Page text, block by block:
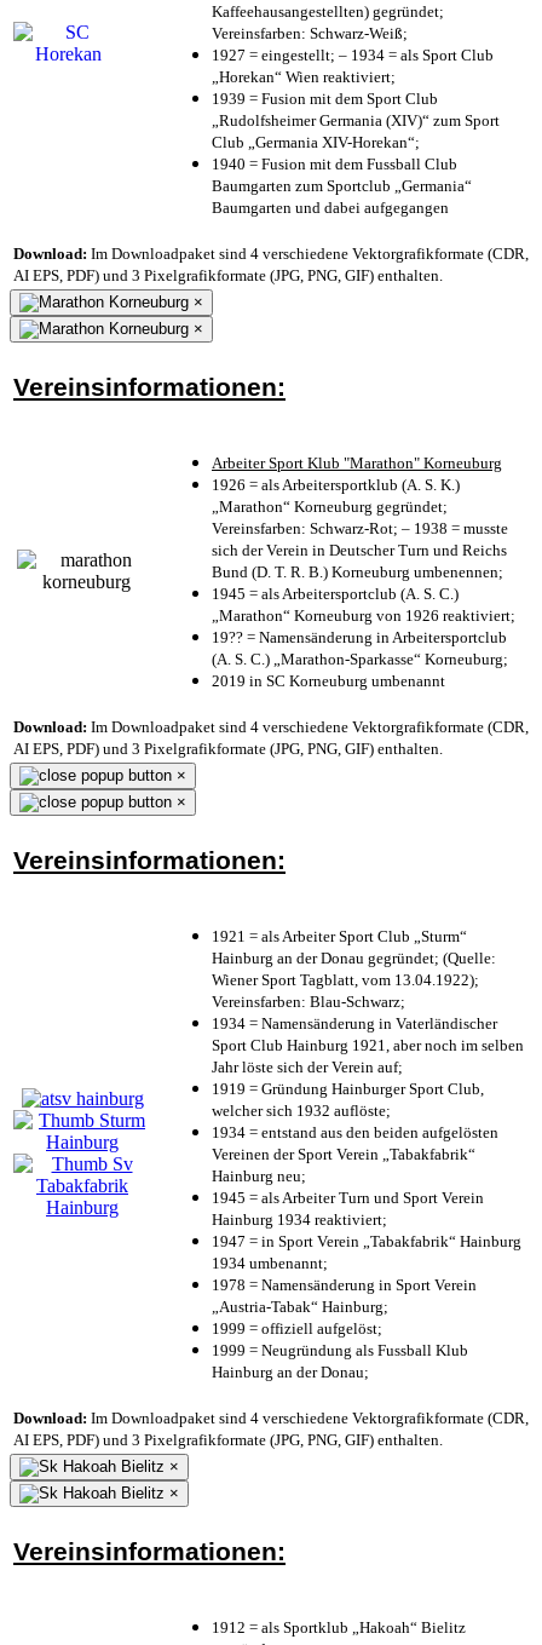
Kaffeehausangestellten) gegründet;
Vereinsfarben: Schwarz-Weiß;
1927 = eingestellt; – 1934 = als Sport Club
„Horekan“ Wien reaktiviert;
1939 = Fusion mit dem Sport Club
„Rudolfsheimer Germania (XIV)“ zum Sport
Club „Germania XIV-Horekan“;
1940 = Fusion mit dem Fussball Club
Baumgarten zum Sportclub „Germania“
Baumgarten und dabei aufgegangen
Download: Im Downloadpaket sind 4 verschiedene Vektorgrafikformate (CDR,
AI EPS, PDF) und 3 Pixelgrafikformate (JPG, PNG, GIF) enthalten.
×
×
Vereinsinformationen:
Arbeiter Sport Klub "Marathon" Korneuburg
1926 = als Arbeitersportklub (A. S. K.)
„Marathon“ Korneuburg gegründet;
Vereinsfarben: Schwarz-Rot; – 1938 = musste
sich der Verein in Deutscher Turn und Reichs
Bund (D. T. R. B.) Korneuburg umbenennen;
1945 = als Arbeitersportclub (A. S. C.)
„Marathon“ Korneuburg von 1926 reaktiviert;
19?? = Namensänderung in Arbeitersportclub
(A. S. C.) „Marathon-Sparkasse“ Korneuburg;
2019 in SC Korneuburg umbenannt
Download: Im Downloadpaket sind 4 verschiedene Vektorgrafikformate (CDR,
AI EPS, PDF) und 3 Pixelgrafikformate (JPG, PNG, GIF) enthalten.
×
×
Vereinsinformationen:
1921 = als Arbeiter Sport Club „Sturm“
Hainburg an der Donau gegründet; (Quelle:
Wiener Sport Tagblatt, vom 13.04.1922);
Vereinsfarben: Blau-Schwarz;
1934 = Namensänderung in Vaterländischer
Sport Club Hainburg 1921, aber noch im selben
Jahr löste sich der Verein auf;
1919 = Gründung Hainburger Sport Club,
welcher sich 1932 auflöste;
1934 = entstand aus den beiden aufgelösten
Vereinen der Sport Verein „Tabakfabrik“
Hainburg neu;
1945 = als Arbeiter Turn und Sport Verein
Hainburg 1934 reaktiviert;
1947 = in Sport Verein „Tabakfabrik“ Hainburg
1934 umbenannt;
1978 = Namensänderung in Sport Verein
„Austria-Tabak“ Hainburg;
1999 = offiziell aufgelöst;
1999 = Neugründung als Fussball Klub
Hainburg an der Donau;
Download: Im Downloadpaket sind 4 verschiedene Vektorgrafikformate (CDR,
AI EPS, PDF) und 3 Pixelgrafikformate (JPG, PNG, GIF) enthalten.
×
×
Vereinsinformationen:
1912 = als Sportklub „Hakoah“ Bielitz